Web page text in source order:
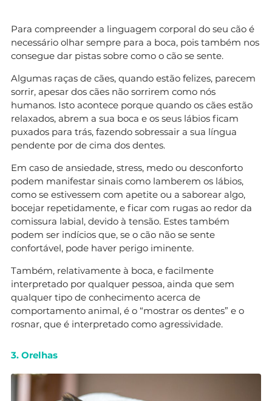
Para compreender a linguagem corporal do seu cão é
necessário olhar sempre para a boca, pois também nos
consegue dar pistas sobre como o cão se sente.
Algumas raças de cães, quando estão felizes, parecem
sorrir, apesar dos cães não sorrirem como nós
humanos. Isto acontece porque quando os cães estão
relaxados, abrem a sua boca e os seus lábios ficam
puxados para trás, fazendo sobressair a sua língua
pendente por de cima dos dentes.
Em caso de ansiedade, stress, medo ou desconforto
podem manifestar sinais como lamberem os lábios,
como se estivessem com apetite ou a saborear algo,
bocejar repetidamente, e ficar com rugas ao redor da
comissura labial, devido à tensão. Estes também
podem ser indícios que, se o cão não se sente
confortável, pode haver perigo iminente.
Também, relativamente à boca, e facilmente
interpretado por qualquer pessoa, ainda que sem
qualquer tipo de conhecimento acerca de
comportamento animal, é o “mostrar os dentes” e o
rosnar, que é interpretado como agressividade.
3. Orelhas